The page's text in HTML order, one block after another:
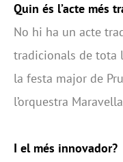
Quin és l’acte més
No hi ha un acte
tradicionals de tota
la festa major de
l’orquestra
I el més innovador?